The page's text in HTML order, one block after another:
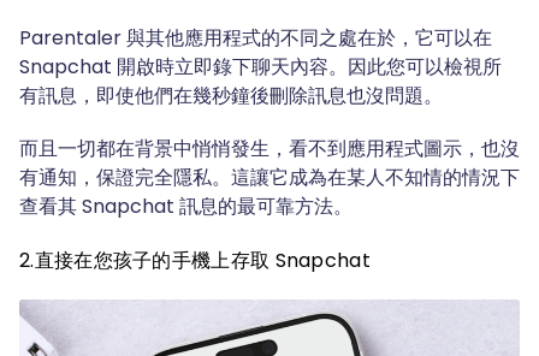
Parentaler 與其他應用程式的不同之處在於，它可以在
Snapchat 開啟時立即錄下聊天內容。因此您可以檢視所
有訊息，即使他們在幾秒鐘後刪除訊息也沒問題。
而且一切都在背景中悄悄發生，看不到應用程式圖示，也沒
有通知，保證完全隱私。這讓它成為在某人不知情的情況下
查看其 Snapchat 訊息的最可靠方法。
2.直接在您孩子的手機上存取 Snapchat